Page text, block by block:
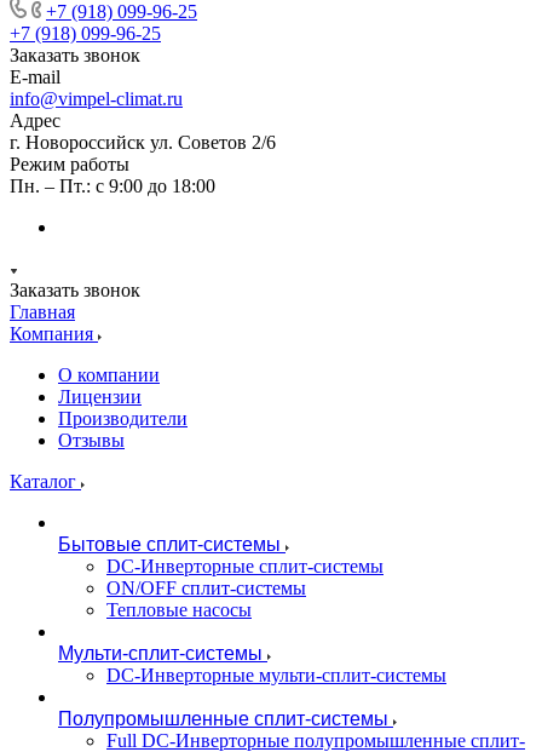
+7 (918) 099-96-25
+7 (918) 099-96-25
Заказать звонок
E-mail
info@vimpel-climat.ru
Адрес
г. Новороссийск ул. Советов 2/6
Режим работы
Пн. – Пт.: с 9:00 до 18:00
Заказать звонок
Главная
Компания
О компании
Лицензии
Производители
Отзывы
Каталог
Бытовые сплит-системы
DC-Инверторные сплит-системы
ON/OFF сплит-системы
Тепловые насосы
Мульти-сплит-системы
DC-Инверторные мульти-сплит-системы
Полупромышленные сплит-системы
Full DC-Инверторные полупромышленные сплит-